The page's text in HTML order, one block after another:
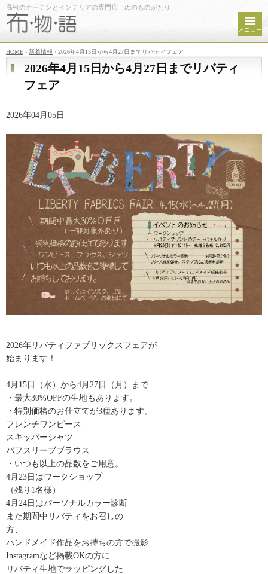
高松のカーテンとインテリアの専門店 ぬのものがたり
メニュー
HOME › 新着情報 › 2026年4月15日から4月27日までリバティフェア
2026年4月15日から4月27日までリバティ
フェア
2026年04月05日
2026年リバティファブリックスフェアが
始まります！
4月15日（水）から4月27日（月）まで
・最大30%OFFの生地もあります。
・特別価格のお仕立てが3種あります。
フレンチワンピース
スキッパーシャツ
パフスリーブブラウス
・いつも以上の品数をご用意。
4月23日はワークショップ
（残り1名様）
4月24日はパーソナルカラー診断
また期間中リバティをお召しの
方、
ハンドメイド作品をお持ちの方で撮影
Instagramなど掲載OKの方に
リバティ生地でラッピングした